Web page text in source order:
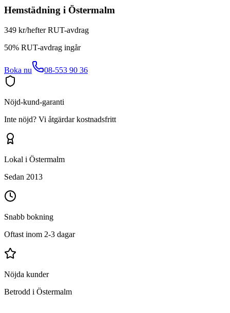
Hemstädning i Östermalm
349 kr/hefter RUT-avdrag
50% RUT-avdrag ingår
Boka nu 08-553 90 36
Nöjd-kund-garanti
Inte nöjd? Vi åtgärdar kostnadsfritt
Lokal i Östermalm
Sedan 2013
Snabb bokning
Oftast inom 2-3 dagar
Nöjda kunder
Betrodd i Östermalm